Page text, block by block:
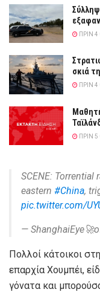
ΠΡΙΝ
σκιά
ΠΡΙΝ
ΠΡΙΝ
SCENE:
eastern #China,
pic.twitter.com/
—
Πολλοί κάτοικοι
επαρχία Χουμπέι,
γόνατα και